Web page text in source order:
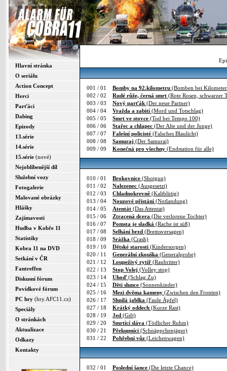
Hlavní stránka
O seriálu
Action Concept
Herci
Parťáci
Dabing
Epizody
13.série
14.série
15.série (nové)
Nejoblíbenější díl
Služební vozy
Fotogalerie
Malované obrázky
Hlášky
Zajímavosti
Hudba v Kobře 11
Statistiky
Kobra 11 na DVD
Setkání v ČR
Fantreffen
Diskusní fórum
Povídkové fórum
PC hry (hry.AFC11.cz)
Speciály
O stránkách
Aktualizace
Odkazy
Kontakty
001 / 01 Bomby na 92.kilometru (Bomben bei
002 / 02
Rudé růže, černá smrt (Rote Rosen, schwarzer
003 / 03
Nový parťák (Der neue Partner)
004 / 04
Vražda a zabití (Mord und Totschlag)
005 / 05
Smrt ve stovce (Tod bei Tempo 100)
006 / 06
Stařec a chlapec (Der Alte und der Junge)
007 / 07
Falešní policisté (Falsches Blaulicht)
008 / 08
Samuraj (Der Samurai)
009 / 09
Konečná pro všechny (Endstation für alle)
010 / 01 Brokovnice (Shotgun)
011 / 02
Nalezenec (Ausgesetzt)
012 / 03
Chladnokrevně (Kaltblütig)
013 / 04
Nouzové přistání (Notlandung)
014 / 05
Atentát (Das Attentat)
015 / 06
Ztracená dcera (Die verlorene Tochter)
016 / 07
Pomsta je sladká (Rache ist süß)
017 / 08
Selhání brzd (Bremsversagen)
018 / 09
Srážka (Crash)
019 / 10
Dětské starosti (Kindersorgen)
020 / 11
Generální zkouška (Generalprobe)
021 / 12
Loupeživý rytíř (Raubritter)
022 / 13
Stop Volej (Volley stop)
023 / 14
Uhoď (Schlag Zu)
024 / 15
Děti slunce (Sonnenkinder)
025 / 16
Mezi dvěma kameny (Zwischen den Fronten)
026 / 17
Shnilá jablka (Faule Äpfel)
027 / 18
Krátký oddech (Kurze Rast)
028 / 19
Jed (Gift)
029 / 20
Smrtící sláva (Tödlicher Ruhm)
030 / 21
Překupníci (Schnäppchenjäger)
031 / 22
Pohřební vůz (Leichenwagen)
032 / 01 Poslední šance (Die letzte Chance)